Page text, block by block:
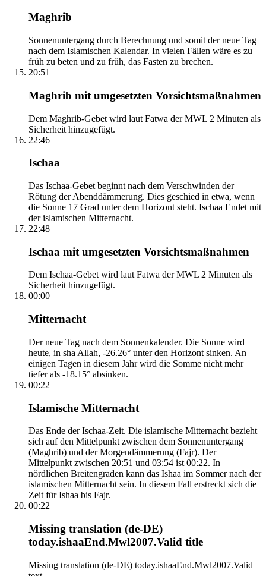
Maghrib
Sonnenuntergang durch Berechnung und somit der neue Tag
nach dem Islamischen Kalendar. In vielen Fällen wäre es zu
früh zu beten und zu früh, das Fasten zu brechen.
20:51
Maghrib mit umgesetzten Vorsichtsmaßnahmen
Dem Maghrib-Gebet wird laut Fatwa der MWL 2 Minuten als
Sicherheit hinzugefügt.
22:46
Ischaa
Das Ischaa-Gebet beginnt nach dem Verschwinden der
Rötung der Abenddämmerung. Dies geschied in etwa, wenn
die Sonne 17 Grad unter dem Horizont steht. Ischaa Endet mit
der islamischen Mitternacht.
22:48
Ischaa mit umgesetzten Vorsichtsmaßnahmen
Dem Ischaa-Gebet wird laut Fatwa der MWL 2 Minuten als
Sicherheit hinzugefügt.
00:00
Mitternacht
Der neue Tag nach dem Sonnenkalender. Die Sonne wird
heute, in sha Allah, -26.26° unter den Horizont sinken. An
einigen Tagen in diesem Jahr wird die Somme nicht mehr
tiefer als -18.15° absinken.
00:22
Islamische Mitternacht
Das Ende der Ischaa-Zeit. Die islamische Mitternacht bezieht
sich auf den Mittelpunkt zwischen dem Sonnenuntergang
(Maghrib) und der Morgendämmerung (Fajr). Der
Mittelpunkt zwischen 20:51 und 03:54 ist 00:22. In
nördlichen Breitengraden kann das Ishaa im Sommer nach der
islamischen Mitternacht sein. In diesem Fall erstreckt sich die
Zeit für Ishaa bis Fajr.
00:22
Missing translation (de-DE)
today.ishaaEnd.Mwl2007.Valid title
Missing translation (de-DE) today.ishaaEnd.Mwl2007.Valid